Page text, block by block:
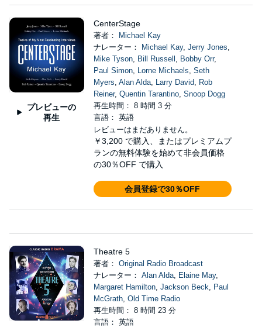
プレビューの
再生
CenterStage
著者：
Michael Kay
ナレーター：
Michael Kay, Jerry Jones
Mike Tyson, Bill Russell Bobby Orr,
Paul Simon, Lorne Michaels Seth
Myers Alan Alda, Larry David
Rob
Reiner, Quentin Tarantino, Snoop Dogg
再生時間： 8 時間 3 分
言語： 英語
レビューはまだありません。
￥3,200 で購入、またはプレミアムプ
ランの無料体験を始めて非会員価格
の30％OFF で購入
会員登録で30％OFF
Theatre 5
著者： Original Radio Broadcast
ナレーター： Alan Alda, Elaine May,
Margaret Hamilton, Jackson Beck
Paul
McGrath, Old Time Radio
再生時間： 8 時間 23 分
言語： 英語